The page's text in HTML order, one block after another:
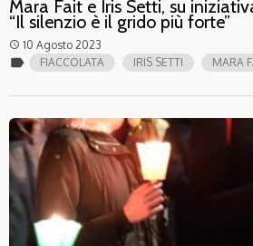
Mara Fait e Iris Setti, su
“Il silenzio è il grido più forte”
access_time 10 Agosto 2023
label FIACCOLATA IRIS SETTI MARA